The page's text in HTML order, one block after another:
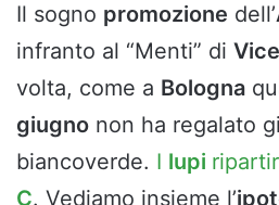
Il sogno promozione dell’
infranto al “Menti” di
volta, come a Bologna
giugno non ha regalato
biancoverde. I lupi
C. Vediamo insieme l’